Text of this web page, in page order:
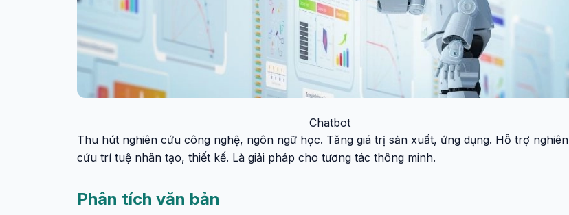
Chatbot
Thu hút nghiên cứu công nghệ, ngôn ngữ học. Tăng giá trị sản xuất, ứng dụng. Hỗ trợ nghiên
cứu trí tuệ nhân tạo, thiết kế. Là giải pháp cho tương tác thông minh.
Phân tích văn bản